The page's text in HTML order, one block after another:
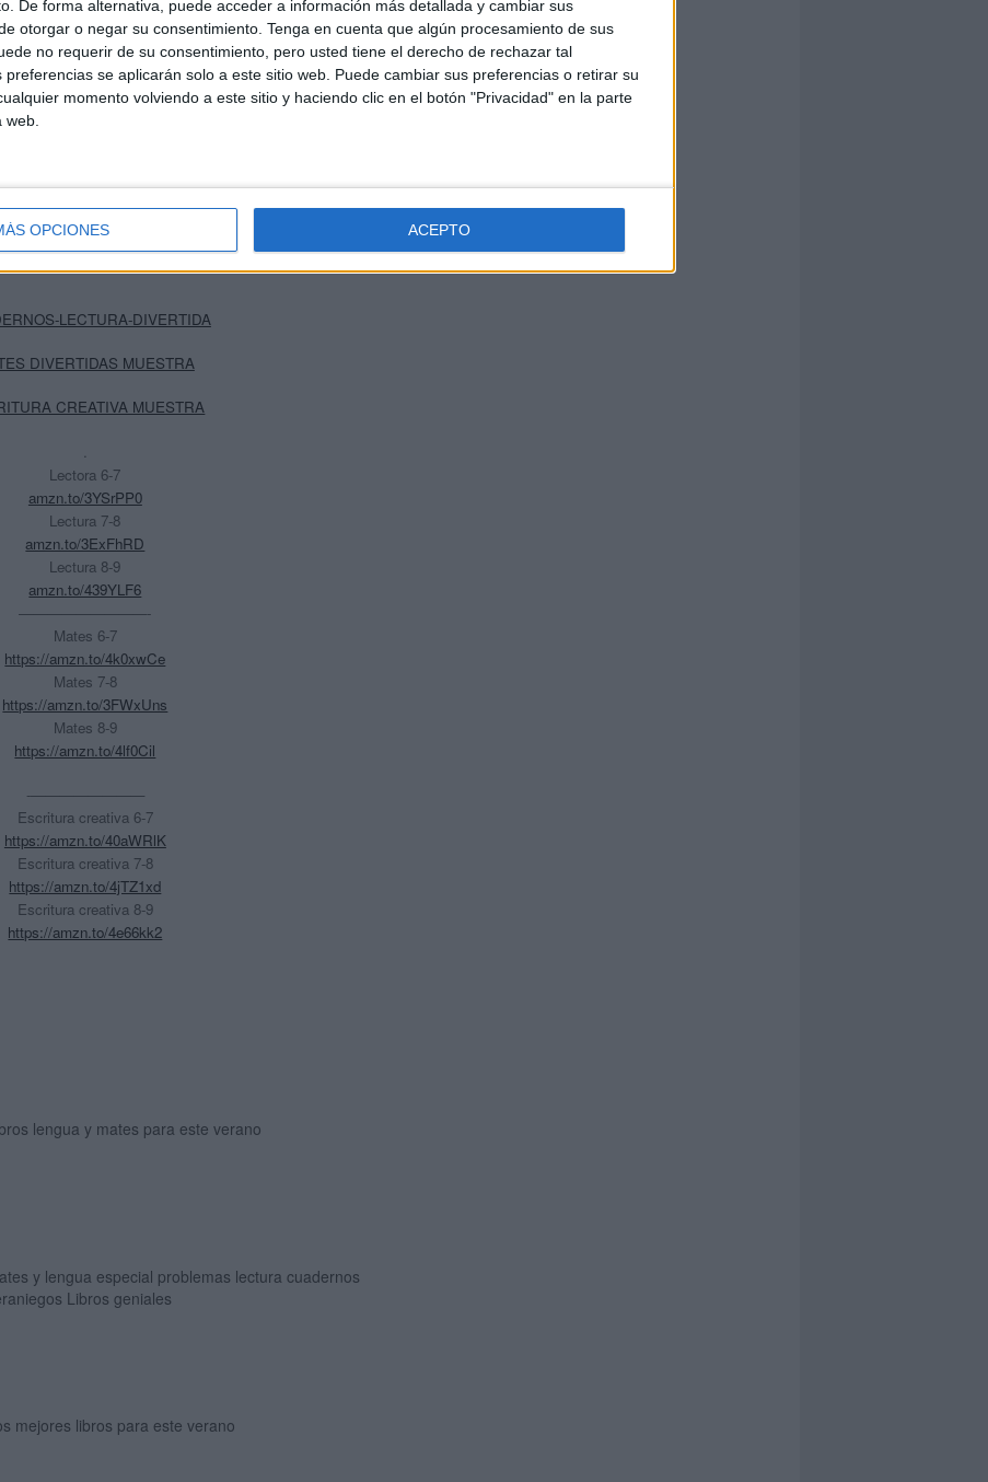
De forma alternativa, puede acceder a información más detallada y cambiar sus
otorgar o negar su consentimiento. Tenga en cuenta que algún procesamiento de sus
no requerir de su consentimiento, pero usted tiene el derecho de rechazar tal
preferencias se aplicarán solo a este sitio web. Puede cambiar sus preferencias o retirar su
momento volviendo a este sitio y haciendo clic en el botón "Privacidad" en la parte
OPCIONES ACEPTO
LECTURA-DIVERTIDA
DIVERTIDAS MUESTRA
CREATIVA MUESTRA
Lectora 6-7
amzn.to/3YSrPP0
Lectura 7-8
amzn.to/3ExFhRD
Lectura 8-9
amzn.to/439YLF6
—————————-
Mates 6-7
https://amzn.to/4k0xwCe
Mates 7-8
https://amzn.to/3FWxUns
Mates 8-9
https://amzn.to/4lf0Cil
-————————
Escritura creativa 6-7
https://amzn.to/40aWRlK
Escritura creativa 7-8
https://amzn.to/4jTZ1xd
Escritura creativa 8-9
https://amzn.to/4e66kk2
lengua y mates para este verano
y lengua especial problemas lectura cuadernos
Libros geniales
mejores libros para este verano